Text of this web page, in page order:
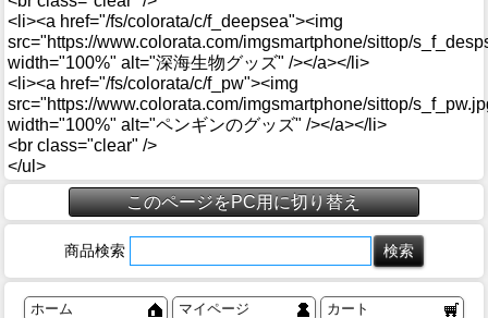
<li><a href="/fs/colorata/c/f_deepsea"><img
src="https://www.colorata.com/imgsmartphone/sittop/
width="100%" alt="深海生物グッズ" /></a></li>
<li><a href="/fs/colorata/c/f_pw"><img
src="https://www.colorata.com/imgsmartphone/sittop/
width="100%" alt="ペンギンのグッズ" /></a></li>
<br class="clear" />
</ul>
このページをPC用に切り替え
商品検索
ホーム マイページ カート